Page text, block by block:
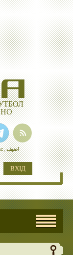
,ضيف!
ВХІД